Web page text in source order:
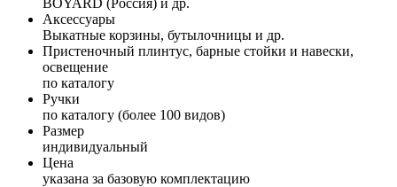
Аксессуары
Выкатные корзины, бутылочницы и др.
Пристеночный плинтус, барные стойки и навески,
освещение
по каталогу
Ручки
по каталогу (более 100 видов)
Размер
индивидуальный
Цена
указана за базовую комплектацию